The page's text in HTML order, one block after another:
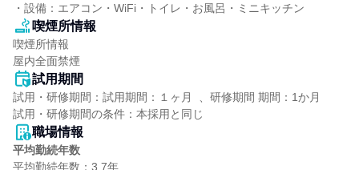
・設備：エアコン・WiFi・トイレ・お風呂・ミニキッチン
喫煙所情報
喫煙所情報
屋内全面禁煙
試用期間
試用・研修期間：試用期間：１ヶ月  、研修期間 期間：1か月
職場情報
平均勤続年数